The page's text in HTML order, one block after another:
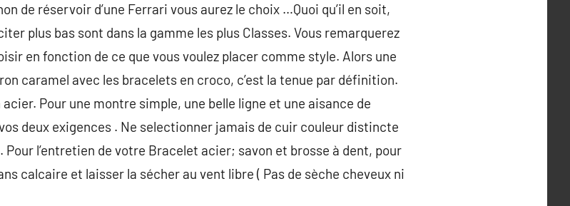
de réservoir d’une Ferrari vous aurez le choix …Quoi qu’il en soit,
plus bas sont dans la gamme les plus Classes. Vous remarquerez
en fonction de ce que vous voulez placer comme style. Alors une
caramel avec les bracelets en croco, c’est la tenue par définition.
Pour une montre simple, une belle ligne et une aisance de
deux exigences . Ne selectionner jamais de cuir couleur distincte
Pour l’entretien de votre Bracelet acier; savon et brosse à dent, pour
calcaire et laisser la sécher au vent libre ( Pas de sèche cheveux ni